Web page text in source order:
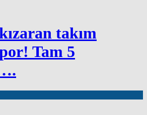
takım
Tam 5